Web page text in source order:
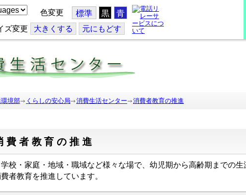
色変更 標準 黒 青
ズ変更 大きくする 元にもどす
境部 くらしの安心局 消費生活センター 消費者教育の推進
費者教育の推進
校・家庭・地域・職域など様々な場で、幼児期から高齢期までの
者教育を推進しています。